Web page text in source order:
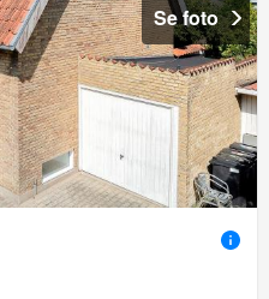
Se foto